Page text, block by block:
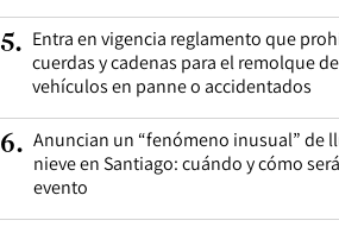
5. Entra en vigencia reglamento que
cuerdas y cadenas para el remolque de
vehículos en panne o accidentados
6. Anuncian un “fenómeno inusual” de
nieve en Santiago: cuándo y cómo
evento